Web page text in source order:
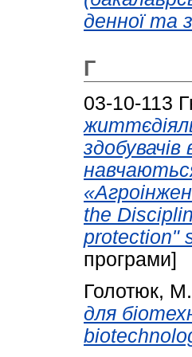
денної та
Г
03-10-113
the
protection"
програми]
Голотюк,
для